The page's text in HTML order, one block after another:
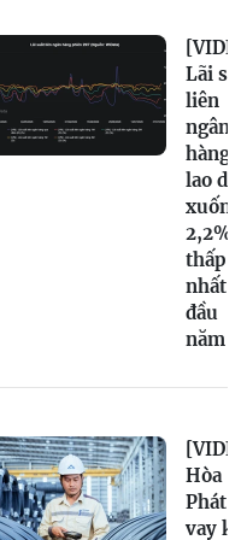
Lãi
liên
ngân
hàng
lao dốc
xuống
2,2%,
thấp
nhất
đầu
năm
Hòa
Phát
vay kỷ